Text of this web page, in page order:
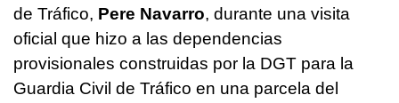
de Tráfico, Pere Navarro, durante una visita
oficial que hizo a las dependencias
provisionales construidas por la DGT para la
Guardia Civil de Tráfico en una parcela del